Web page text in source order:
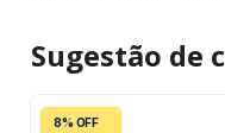
Sugestão de
8% OFF